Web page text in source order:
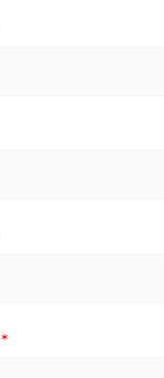
*